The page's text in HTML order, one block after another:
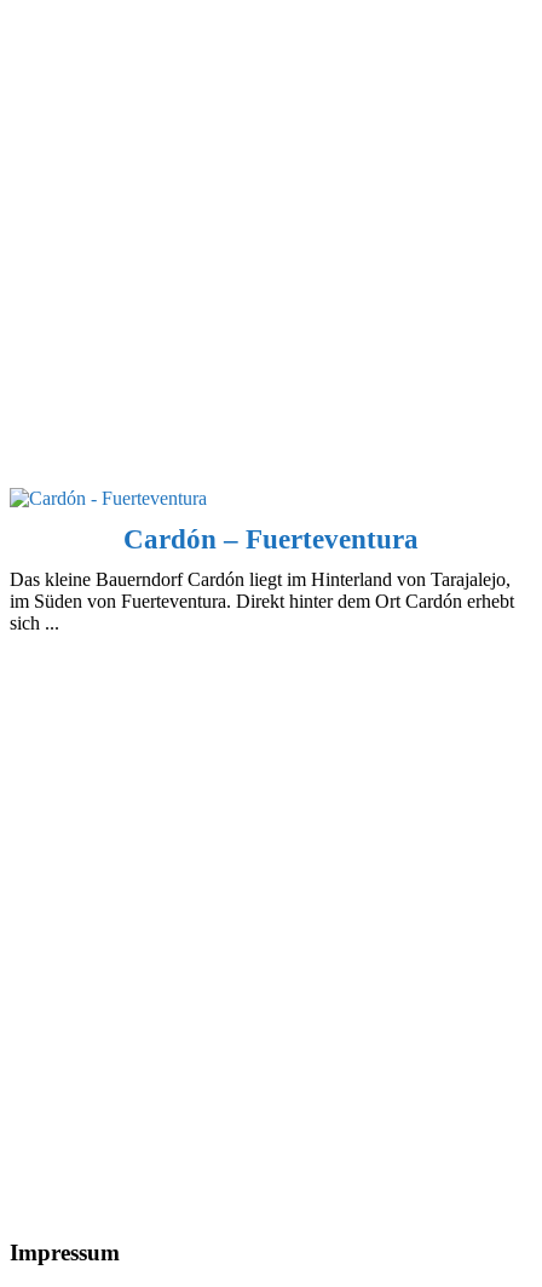
Cardón – Fuerteventura
Das kleine Bauerndorf Cardón liegt im Hinterland von Tarajalejo,
im Süden von Fuerteventura. Direkt hinter dem Ort Cardón erhebt
sich ...
Footer
Impressum